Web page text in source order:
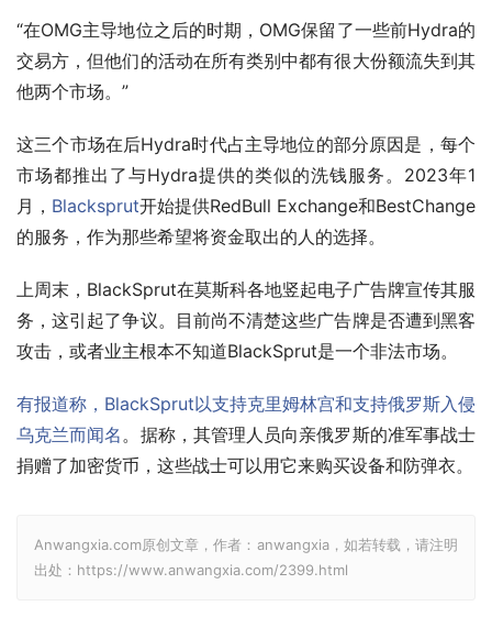
“在OMG主导地位之后的时期，OMG保留了一些前Hydra的
交易方，但他们的活动在所有类别中都有很大份额流失到其
他两个市场。”
这三个市场在后Hydra时代占主导地位的部分原因是，每个
市场都推出了与Hydra提供的类似的洗钱服务。2023年1
月， Blacksprut开始提供RedBull Exchange和BestChange
的服务，作为那些希望将资金取出的人的选择。
上周末，BlackSprut在莫斯科各地竖起电子广告牌宣传其服
务，这引起了争议。目前尚不清楚这些广告牌是否遭到黑客
攻击，或者业主根本不知道BlackSprut是一个非法市场。
有报道称，BlackSprut以支持克里姆林宫和支持俄罗斯入侵
乌克兰而闻名。据称，其管理人员向亲俄罗斯的准军事战士
捐赠了加密货币，这些战士可以用它来购买设备和防弹衣。
Anwangxia.com原创文章，作者：anwangxia，如若转载，请注明
出处：https://www.anwangxia.com/2399.html